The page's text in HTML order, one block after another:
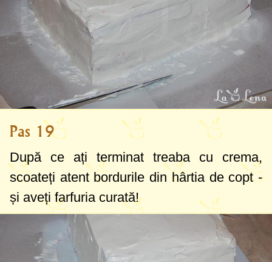
Pas 19
După ce ați terminat treaba cu crema,
scoateți atent bordurile din hârtia de copt -
și aveți farfuria curată!